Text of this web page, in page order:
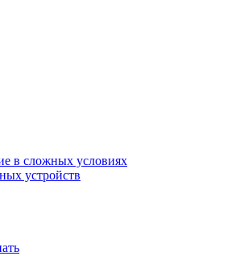
в сложных условиях
устройств